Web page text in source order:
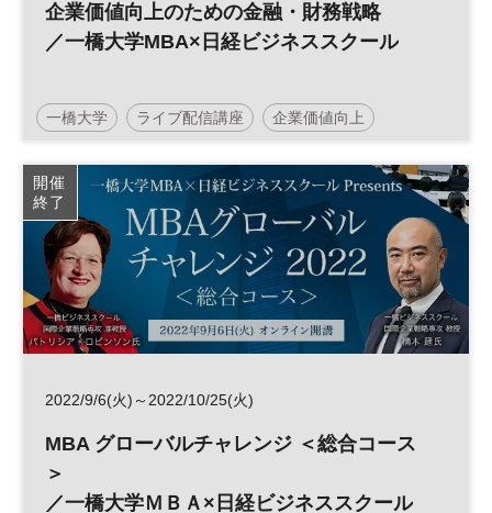
企業価値向上のための金融・財務戦略
／一橋大学MBA×日経ビジネススクール
一橋大学 ライブ配信講座 企業価値向上
データ分析 Ｍ＆Ａ ファイナンス 金融
フィンテック 財務 日経ビジネススクール MBA
開催
終了
2022/9/6(火)～2022/10/25(火)
MBA グローバルチャレンジ ＜総合コース
＞
／一橋大学ＭＢＡ×日経ビジネススクール